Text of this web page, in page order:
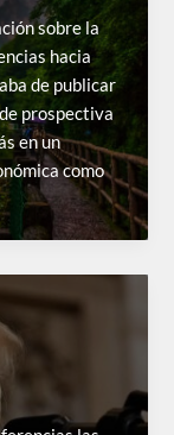
sobre la
hacia
de publicar
prospectiva
en un
como